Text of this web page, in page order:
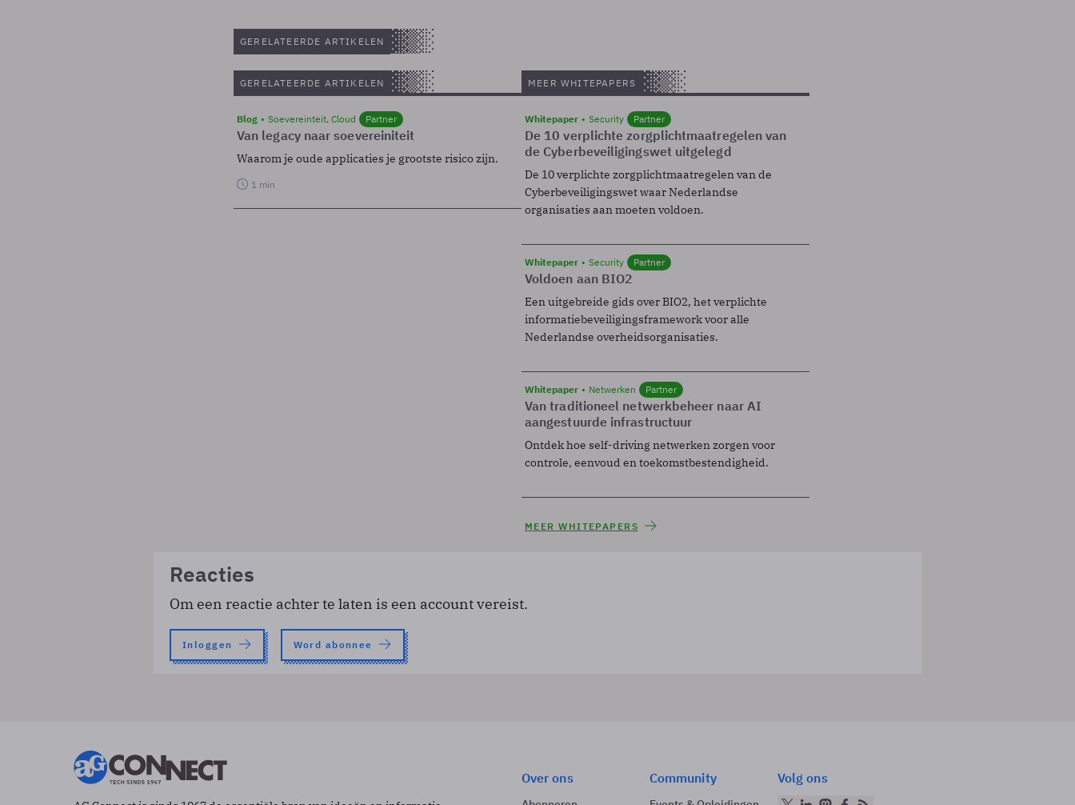
GERELATEERDE ARTIKELEN
GERELATEERDE ARTIKELEN
Blog Soevereinteit, Cloud Partner
Van legacy naar soevereiniteit
Waarom je oude applicaties je grootste risico zijn.
1 min
MEER WHITEPAPERS
Whitepaper Security Partner
De 10 verplichte zorgplichtmaatregelen van
de Cyberbeveiligingswet uitgelegd
De 10 verplichte zorgplichtmaatregelen van de
Cyberbeveiligingswet waar Nederlandse
organisaties aan moeten voldoen.
Whitepaper Security Partner
Voldoen aan BIO2
Een uitgebreide gids over BIO2, het verplichte
informatiebeveiligingsframework voor alle
Nederlandse overheidsorganisaties.
Whitepaper Netwerken Partner
Van traditioneel netwerkbeheer naar AI
aangestuurde infrastructuur
Ontdek hoe self-driving netwerken zorgen voor
controle, eenvoud en toekomstbestendigheid.
MEER WHITEPAPERS
Reacties
Om een reactie achter te laten is een account vereist.
Inloggen Word abonnee
Over ons Community Volg ons